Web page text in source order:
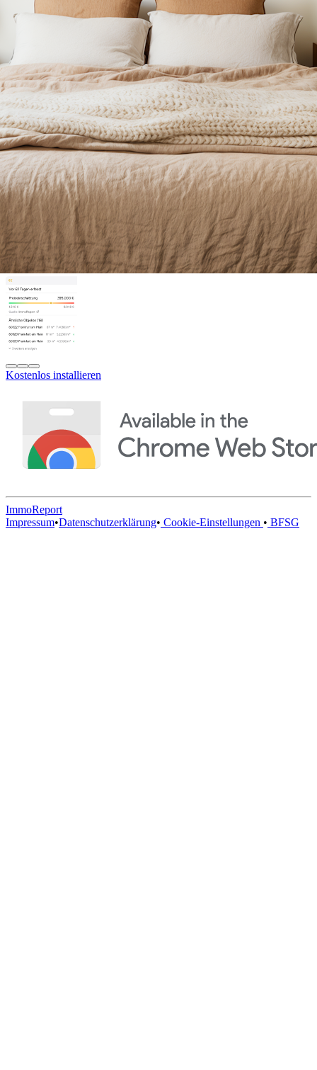
Kostenlos installieren
ImmoReport
Impressum•Datenschutzerklärung• Cookie-Einstellungen • BFSG